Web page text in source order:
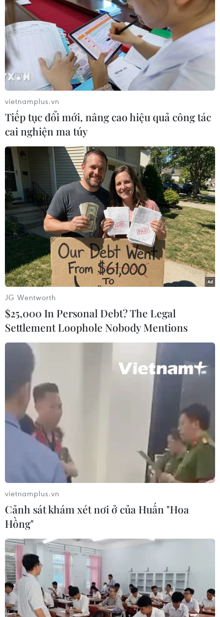
Xung đột tại Dải Gaza ảnh hưởng nặng nề
tới du lịch Israel
12/09/2014 09:47
Ngành du lịch Israel đã bị ảnh hưởng nặng nề trong
mùa Hè năm 2014 khi lượng khách quốc tế giảm 32%
so với cùng kỳ năm 2013 do tác động từ cuộc xung đột
tại Dải Gaza.
vietnamplus.vn
Tiếp tục đổi mới, nâng cao hiệu quả công tác
cai nghiện ma túy
JG Wentworth
$25,000 In Personal Debt? The Legal
Settlement Loophole Nobody Mentions
vietnamplus.vn
Cảnh sát khám xét nơi ở của Huấn "Hoa
Hồng"